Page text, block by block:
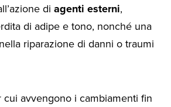
di agenti esterni,
di adipe e tono, nonché una
riparazione di danni o traumi
avvengono i cambiamenti fin